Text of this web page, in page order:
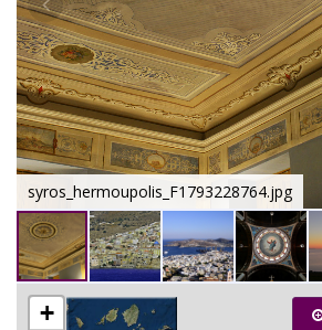
syros_hermoupolis_F1793228764.jpg
+